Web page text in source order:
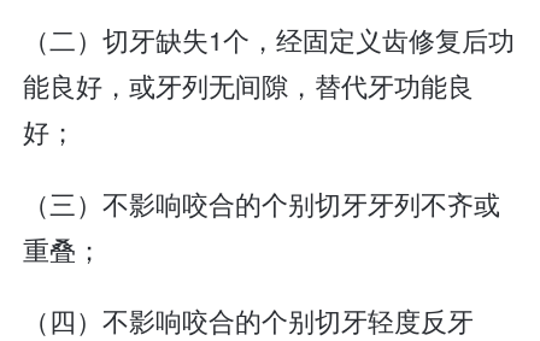
（二）切牙缺失1个，经固定义齿修复后功
能良好，或牙列无间隙，替代牙功能良
好；
（三）不影响咬合的个别切牙牙列不齐或
重叠；
（四）不影响咬合的个别切牙轻度反牙